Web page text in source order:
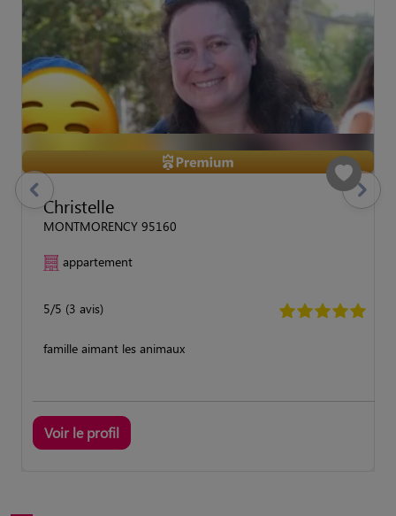
Christelle
MONTMORENCY 95160
appartement
5/5 (3 avis)
famille aimant les animaux
Voir le profil
previous Suivant